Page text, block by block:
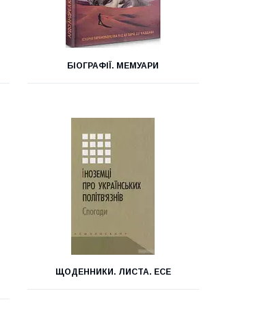
БІОГРАФІЇ. МЕМУАРИ
ЩОДЕННИКИ. ЛИСТА. ЕСЕ